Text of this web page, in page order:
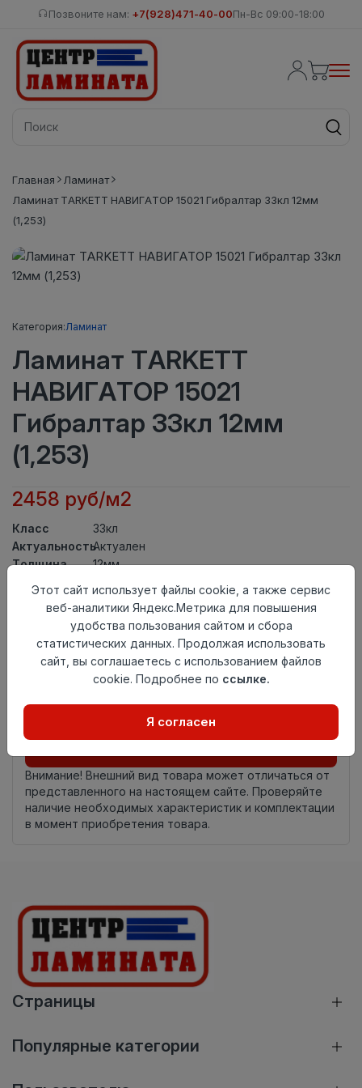
Позвоните нам: +7(928)471-40-00Пн-Вс 09:00-18:00
Главная
Ламинат
Ламинат TARKETT НАВИГАТОР 15021 Гибралтар 33кл 12мм
(1,253)
Категория:Ламинат
Ламинат TARKETT
НАВИГАТОР 15021
Гибралтар 33кл 12мм
(1,253)
2458 руб/м2
Класс
33кл
АктуальностьАктуален
Толщина
12мм
1292×194мм
до +27 градусов
TС-Lock
Россия
Внимание! Внешний вид товара может отличаться от
представленного на настоящем сайте. Проверяйте
наличие необходимых характеристик и комплектации
в момент приобретения товара.
Страницы
Популярные категории
Этот сайт использует файлы cookie, а также сервис
веб-аналитики Яндекс.Метрика для повышения
удобства пользования сайтом и сбора
статистических данных. Продолжая использовать
сайт, вы соглашаетесь с использованием файлов
cookie. Подробнее по ссылке.
Я согласен